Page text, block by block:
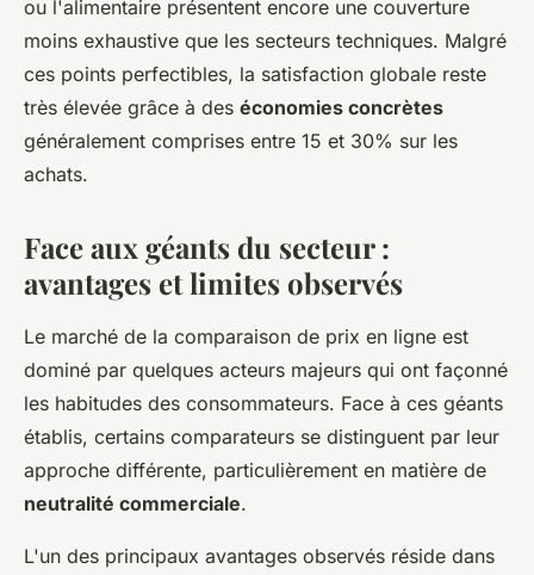
ou l'alimentaire présentent encore une couverture
moins exhaustive que les secteurs techniques. Malgré
ces points perfectibles, la satisfaction globale reste
très élevée grâce à des économies concrètes
généralement comprises entre 15 et 30% sur les
achats.
Face aux géants du secteur :
avantages et limites observés
Le marché de la comparaison de prix en ligne est
dominé par quelques acteurs majeurs qui ont façonné
les habitudes des consommateurs. Face à ces géants
établis, certains comparateurs se distinguent par leur
approche différente, particulièrement en matière de
neutralité commerciale.
L'un des principaux avantages observés réside dans